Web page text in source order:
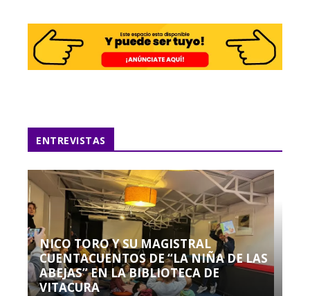
ENTREVISTAS
NICO TORO Y SU MAGISTRAL
CUENTACUENTOS DE “LA NIÑA DE LAS
ABEJAS” EN LA BIBLIOTECA DE
VITACURA